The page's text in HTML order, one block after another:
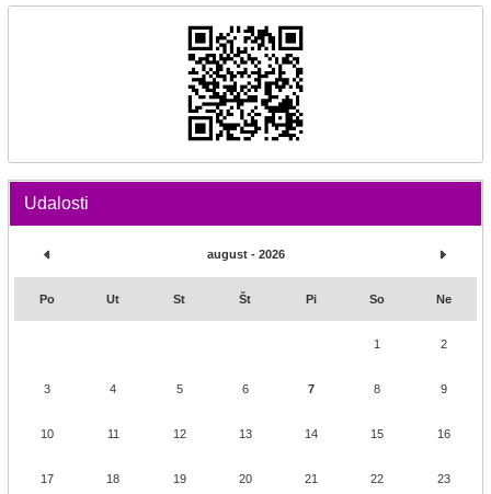
Udalosti
august - 2026
Po Ut St Št Pi So Ne
1 2
3 4 5 6 7 8 9
10 11 12 13 14 15 16
17 18 19 20 21 22 23